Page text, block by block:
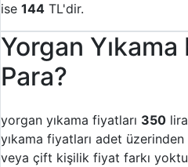
ise 144 TL'dir.
Yorgan Yıkama
Para?
yorgan yıkama fiyatları 350
yıkama fiyatları adet
veya çift kişilik fiyat farkı